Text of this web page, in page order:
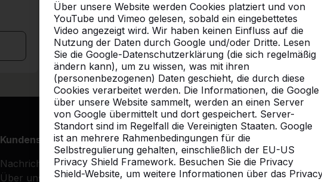
Über unsere Website werden Cookies platziert und von
YouTube und Vimeo gelesen, sobald ein eingebettetes
Video angezeigt wird. Wir haben keinen Einfluss auf die
Nutzung der Daten durch Google und/oder Dritte. Lesen
Sie die Google-Datenschutzerklärung (die sich regelmäßig
ändern kann), um zu wissen, was mit ihren
(personenbezogenen) Daten geschieht, die durch diese
Cookies verarbeitet werden. Die Informationen, die Google
über unsere Website sammelt, werden an einen Server
von Google übermittelt und dort gespeichert. Server-
Standort sind im Regelfall die Vereinigten Staaten. Google
ist an mehrere Rahmenbedingungen für die
Selbstregulierung gehalten, einschließlich der EU-US
Privacy Shield Framework. Besuchen Sie die Privacy
Shield-Website, um weitere Informationen über das
Kundenservice
Nachrichten
Über uns
Kategorien
Tischtennistische
Fußvolleyball